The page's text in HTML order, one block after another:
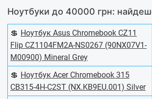
Ноутбуки до 40000 грн:
💲 Ноутбук Asus Chromebook CZ11
Flip CZ1104FM2A-NS0267 (90NX07V1-
M00900) Mineral Grey
💲 Ноутбук Acer Chromebook 315
CB315-4H-C2ST (NX.KB9EU.001) Silver